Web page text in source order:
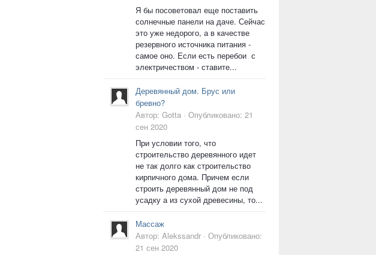
Я бы посоветовал еще поставить
солнечные панели на даче. Сейчас
это уже недорого, а в качестве
резервного источника питания -
самое оно. Если есть перебои с
электричеством - ставите...
Деревянный дом. Брус или
бревно?
Автор: Gotta · Опубликовано: 21
сен 2020
При условии того, что
строительство деревянного идет
не так долго как строительство
кирпичного дома. Причем если
строить деревянный дом не под
усадку а из сухой древесины, то...
Массаж
Автор: Alekssandr · Опубликовано:
21 сен 2020